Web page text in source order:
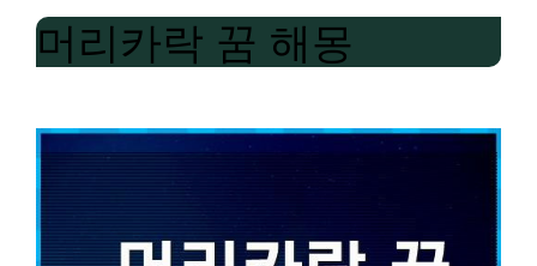
머리카락 꿈 해몽